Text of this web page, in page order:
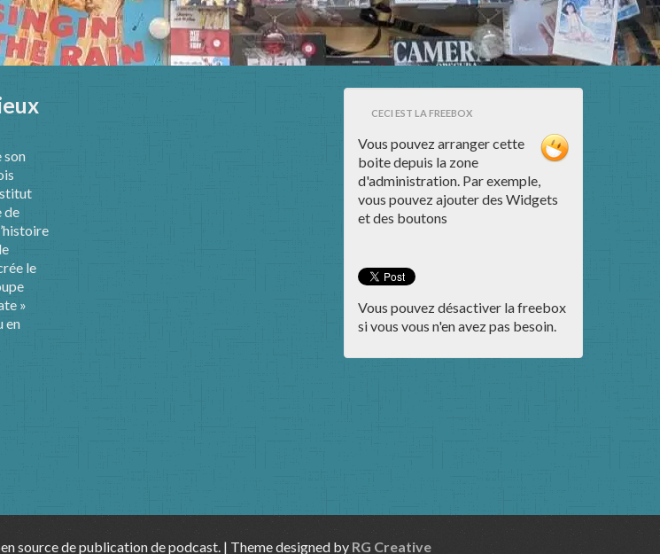
son
de
le
»
en
CECI EST LA FREEBOX
Vous pouvez arranger cette
boite depuis la zone
d'administration. Par exemple,
vous pouvez ajouter des Widgets
et des boutons
Vous pouvez désactiver la freebox
si vous vous n'en avez pas besoin.
source de publication de podcast. | Theme designed by RG Creative